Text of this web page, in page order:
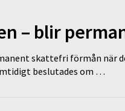
– blir
skattefri förmån när
beslutades om …